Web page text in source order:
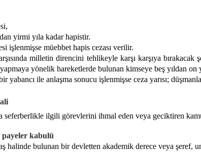
yirmi yıla kadar hapistir.
işlenmişse müebbet hapis cezası verilir.
milletin direncini tehlikeyle karşı karşıya
yönelik hareketlerde bulunan kimseye beş yıldan
yabancı ile anlaşma sonucu işlenmişse ceza yarısı;
seferberlikle ilgili görevlerini ihmal eden veya geciktiren
payeler kabulü
halinde bulunan bir devletten akademik derece veya şeref,